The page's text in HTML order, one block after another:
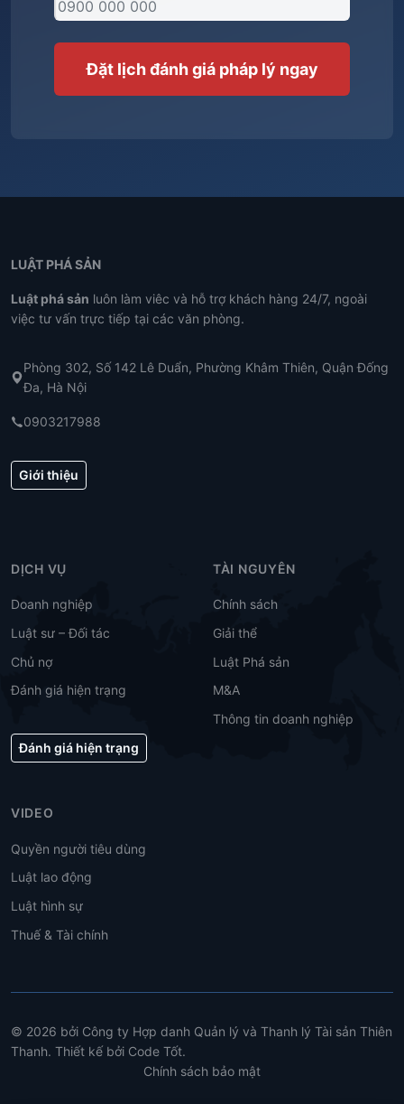
LUẬT PHÁ SẢN
Luật phá sản luôn làm viêc và hỗ trợ khách hàng 24/7, ngoài
việc tư vấn trực tiếp tại các văn phòng.
Phòng 302, Số 142 Lê Duẩn, Phường Khâm Thiên, Quận Đống
Đa, Hà Nội
0903217988
Giới thiệu
DỊCH VỤ
Doanh nghiệp
Luật sư – Đối tác
Chủ nợ
Đánh giá hiện trạng
Đánh giá hiện trạng
TÀI NGUYÊN
Chính sách
Giải thể
Luật Phá sản
M&A
Thông tin doanh nghiệp
VIDEO
Quyền người tiêu dùng
Luật lao động
Luật hình sự
Thuế & Tài chính
© 2026 bởi Công ty Hợp danh Quản lý và Thanh lý Tài sản Thiên
Thanh. Thiết kế bởi Code Tốt.
Chính sách bảo mật